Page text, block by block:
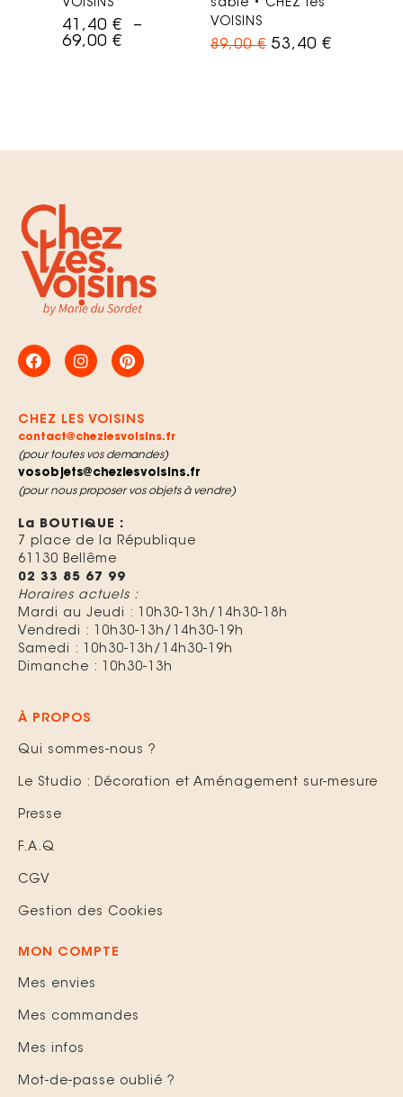
VOISINS
41,40€
–
69,00€
sable • CHEZ les
VOISINS
89,00€ 53,40 €
CHEZ LES VOISINS
contact@chezlesvoisins.fr
(pour toutes vos demandes)
vosobjets@chezlesvoisins.fr
(pour nous proposer vos objets à vendre)
La BOUTIQUE :
7 place de la République
61130 Bellême
02 33 85 67 99
Horaires actuels :
Mardi au Jeudi :
10h30-13h/14h30-18h
Vendredi : 10h30-13h/14h30-19h
Samedi : 10h30-13h/14h30-19h
Dimanche : 10h30-13h
À PROPOS
Qui sommes-nous ?
Le Studio : Décoration et Aménagement sur-mesure
Presse
F.A.Q
CGV
Gestion des Cookies
MON COMPTE
Mes envies
Mes commandes
Mes infos
Mot-de-passe oublié ?